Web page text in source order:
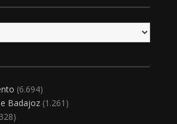
(6.694)
Badajoz(1.261)